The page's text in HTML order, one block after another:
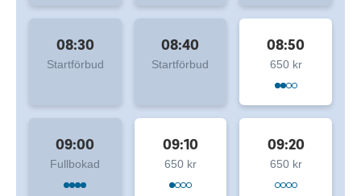
08:30
Startförbud
08:40
Startförbud
08:50
650 kr
09:00
Fullbokad
09:10
650 kr
09:20
650 kr